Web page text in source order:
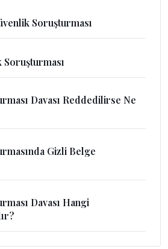
Soruşturması
Davası Reddedilirse Ne
Gizli Belge
Davası Hangi